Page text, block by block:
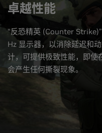
卓越性能
“反恐精英 (Counter
Hz 显示器，以消除延迟和
计，可提供极致性能，即使
会产生任何撕裂现象。